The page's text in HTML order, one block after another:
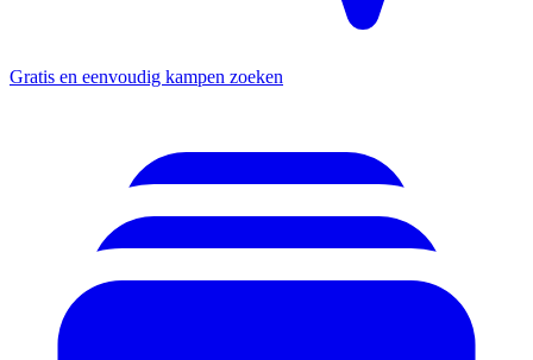
Gratis en eenvoudig kampen zoeken